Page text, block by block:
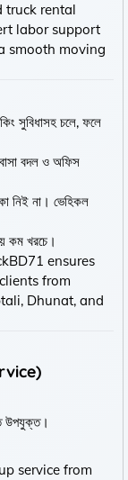
truck rental
labor support
smooth moving
সুবিধাসহ চলে, ফলে
বাসা বদল ও অফিস
নিই না। ভেহিকল
কম খরচে।
ensures
from
Dhunat, and
উপযুক্ত।
service from